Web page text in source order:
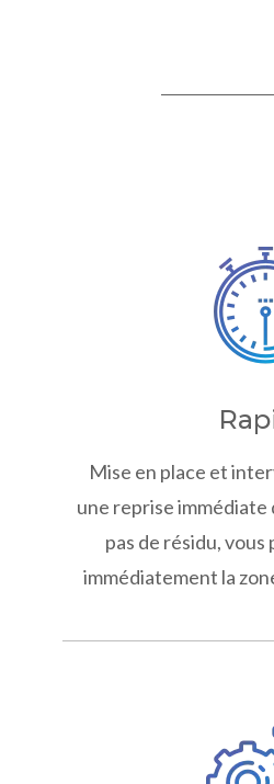
Mise en place et
une reprise immédiate
pas de résidu,
immédiatement la